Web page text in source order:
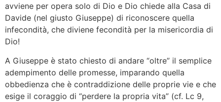
avviene per opera solo di Dio e Dio chiede alla Casa di
Davide (nel giusto Giuseppe) di riconoscere quella
infecondità, che diviene fecondità per la misericordia di
Dio!
A Giuseppe è stato chiesto di andare “oltre” il semplice
adempimento delle promesse, imparando quella
obbedienza che è contraddizione delle proprie vie e che
esige il coraggio di “perdere la propria vita” (cf. Lc 9,